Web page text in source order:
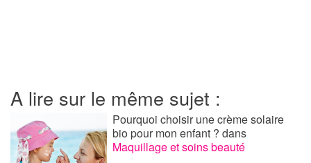
A lire sur le même sujet :
Pourquoi choisir une crème solaire
bio pour mon enfant ?dans
Maquillage et soins beauté